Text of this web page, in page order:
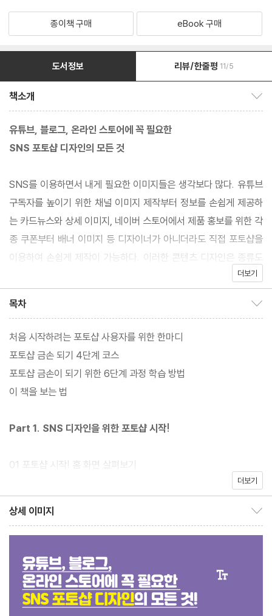
종이책 구매 eBook 구매
도서정보 리뷰/한줄평 11/5
책소개
유튜브, 블로그, 온라인 스토어에 꼭 필요한
SNS 포토샵 디자인의 모든 것
SNS를 이용하면서 내게 필요한 이미지들은 생각보다 많다. 유튜브
구독자를 높이기 위한 채널 이미지 제작부터 정보를 손쉽게 제공하
는 카드뉴스와 상세 이미지, 네이버 스토어에서 제품 홍보를 위한 각
종 쿠폰부터 배너 이미지 등 디자이너가 아니더라도 직접 포토샵을
이용하여 손쉽게 제작이 가능하다. 이러한 콘텐츠 디자인은 종류도
다양한 만큼 빠른 시간 안에 제작해야 하므로, 효과적으로 사용할 수
기능만을 이용하여 손쉽게 SNS 마케팅에 필요한 이미지를 제작하
는 방법을 소개하고 있으며, 따라하기 방식으로 구성되어 있어 과정
을 학습하다 보면 제대로 포토샵도 배우고 활용할 수 있을 것이다.
더보기
목차
처음 시작하려는 포토샵 사용자를 위한 한마디
포토샵 금손 되기 4단계 코스
포토샵 금손이 되기 위한 6단계 과정 학습 방법
이 책을 보는 법
Part 1. SNS 디자인을 위한 포토샵 시작!
01 포토샵 시작! 홈 화면 살펴보기
04 작업할 이미지 또는 파일 불러오기
05 새로운 도큐먼트(작업 영역) 만들기
06 작업 시작! 이미지 불러오기
07 저장은 필수! 작업한 파일 저장하기
08 SNS에서 사용하려면? 웹용으로 저장하기
09 작업 끝! 포토샵 종료하기
더보기
상세 이미지